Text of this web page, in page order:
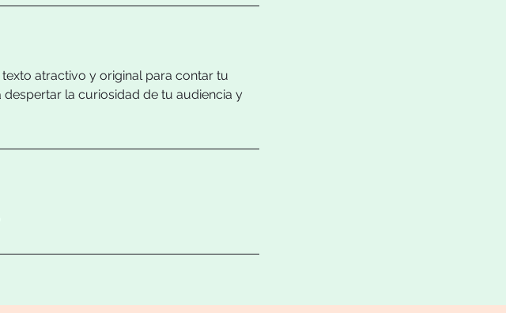
atractivo y original para contar tu
la curiosidad de tu audiencia y